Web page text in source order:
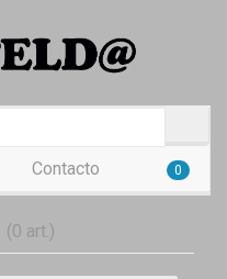
Contacto 0
(0 art.)